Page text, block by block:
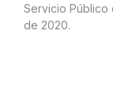
Servicio Público
de 2020.